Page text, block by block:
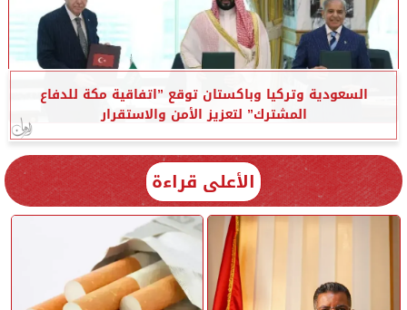
السعودية وتركيا وباكستان توقع ”اتفاقية مكة للدفاع
المشترك” لتعزيز الأمن والاستقرار
الأعلى قراءة